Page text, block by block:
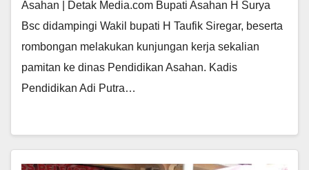
Asahan | Detak Media.com Bupati Asahan H Surya
Bsc didampingi Wakil bupati H Taufik Siregar, beserta
rombongan melakukan kunjungan kerja sekalian
pamitan ke dinas Pendidikan Asahan. Kadis
Pendidikan Adi Putra…